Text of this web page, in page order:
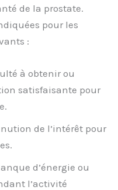
de la prostate.
pour les
:
à obtenir ou
satisfaisante pour
de l’intérêt pour
d’énergie ou
l’activité